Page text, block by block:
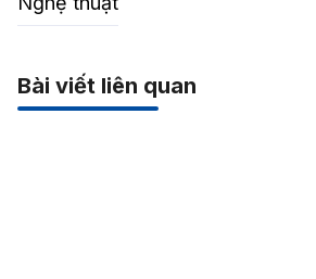
Bài viết liên quan